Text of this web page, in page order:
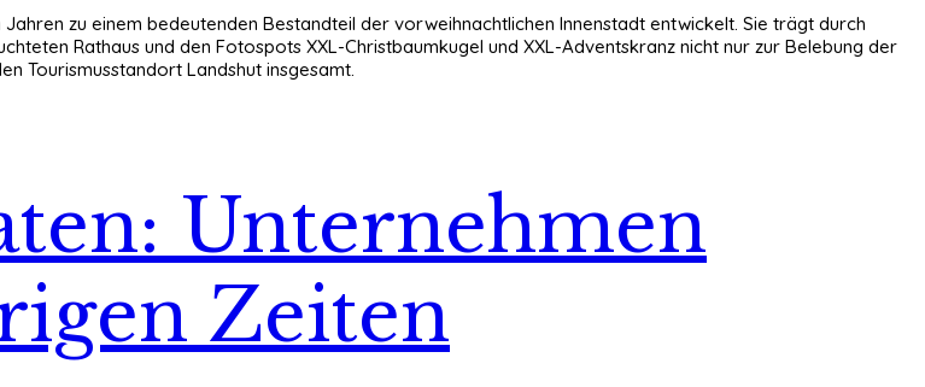
zu einem bedeutenden Bestandteil der vorweihnachtlichen Innenstadt entwickelt. Sie trägt durch
Rathaus und den Fotospots XXL-Christbaumkugel und XXL-Adventskranz nicht nur zur Belebung der
Tourismusstandort Landshut insgesamt.
Unternehmen
Zeiten